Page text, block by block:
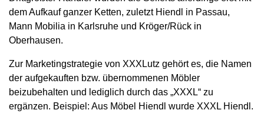
dem Aufkauf ganzer Ketten, zuletzt Hiendl in Passau,
Mann Mobilia in Karlsruhe und Kröger/Rück in
Oberhausen.
Zur Marketingstrategie von XXXLutz gehört es, die Namen
der aufgekauften bzw. übernommenen Möbler
beizubehalten und lediglich durch das „XXXL“ zu
ergänzen. Beispiel: Aus Möbel Hiendl wurde XXXL Hiendl.